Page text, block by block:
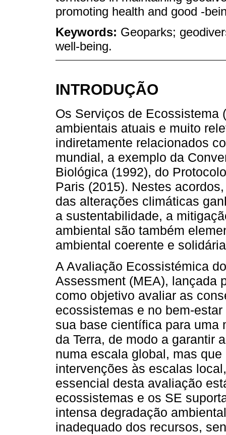
promoting health and good -
Keywords: Geoparks;
well-being.
INTRODUÇÃO
Os Serviços de Ecossistema
ambientais atuais e muito
indiretamente relacionados
mundial, a exemplo da
Biológica (1992), do
Paris (2015). Nestes
das alterações climáticas
a sustentabilidade, a
ambiental são também
ambiental coerente e
A Avaliação Ecossistémica
Assessment (MEA), lançada
como objetivo avaliar as
ecossistemas e no bem-
sua base científica para uma
da Terra, de modo a garantir
numa escala global, mas
intervenções às escalas
essencial desta avaliação
ecossistemas e os SE
intensa degradação
inadequado dos recursos,